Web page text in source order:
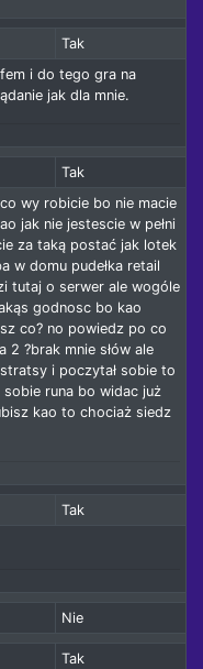
Tak
i do tego gra na
jak dla mnie.
Tak
wy robicie bo nie macie
jak nie jestescie w pełni
za taką postać jak lotek
w domu pudełka retail
tutaj o serwer ale wogóle
godnosc bo kao
co? no powiedz po co
2 ?brak mnie słów ale
i poczytał sobie to
sobie runa bo widac już
kao to chociaż siedz
Tak
Nie
Tak